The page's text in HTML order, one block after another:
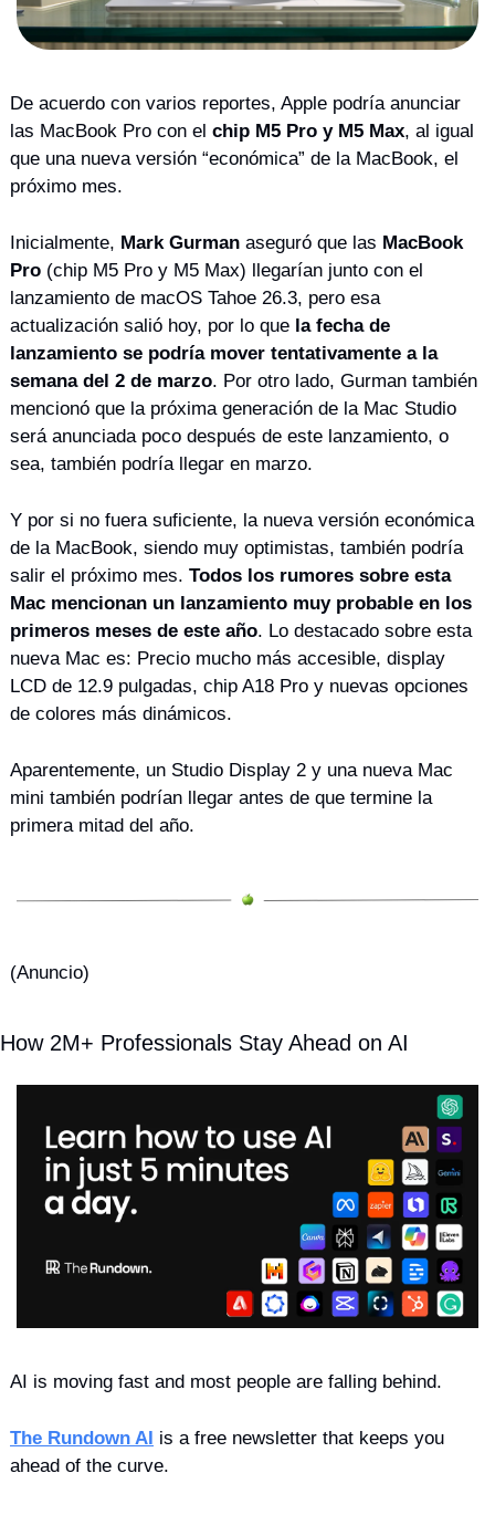
De acuerdo con varios reportes, Apple podría anunciar
las MacBook Pro con el chip M5 Pro y M5 Max, al igual
que una nueva versión “económica” de la MacBook, el
próximo mes.
Inicialmente, Mark Gurman aseguró que las MacBook
Pro (chip M5 Pro y M5 Max) llegarían junto con el
lanzamiento de macOS Tahoe 26.3, pero esa
actualización salió hoy, por lo que la fecha de
lanzamiento se podría mover tentativamente a la
semana del 2 de marzo. Por otro lado, Gurman también
mencionó que la próxima generación de la Mac Studio
será anunciada poco después de este lanzamiento, o
sea, también podría llegar en marzo.
Y por si no fuera suficiente, la nueva versión económica
de la MacBook, siendo muy optimistas, también podría
salir el próximo mes. Todos los rumores sobre esta
Mac mencionan un lanzamiento muy probable en los
primeros meses de este año. Lo destacado sobre esta
nueva Mac es: Precio mucho más accesible, display
LCD de 12.9 pulgadas, chip A18 Pro y nuevas opciones
de colores más dinámicos.
Aparentemente, un Studio Display 2 y una nueva Mac
mini también podrían llegar antes de que termine la
primera mitad del año.
(Anuncio)
How 2M+ Professionals Stay Ahead on AI
AI is moving fast and most people are falling behind.
The Rundown AI is a free newsletter that keeps you
ahead of the curve.